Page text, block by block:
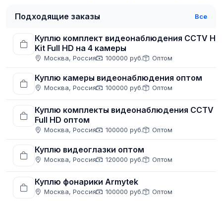
Подходящие заказы Все
Куплю комплект видеонаблюдения CCTV HD
Kit Full HD на 4 камеры
Москва, Россия 100000 руб. Оптом
Куплю камеры видеонаблюдения оптом
Москва, Россия 100000 руб. Оптом
Куплю комплекты видеонаблюдения CCTV
Full HD оптом
Москва, Россия 100000 руб. Оптом
Куплю видеоглазки оптом
Москва, Россия 120000 руб. Оптом
Куплю фонарики Armytek
Москва, Россия 100000 руб. Оптом